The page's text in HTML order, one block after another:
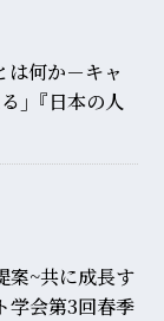
は何か－キャ
｣『日本の人
案~共に成長す
学会第3回春季